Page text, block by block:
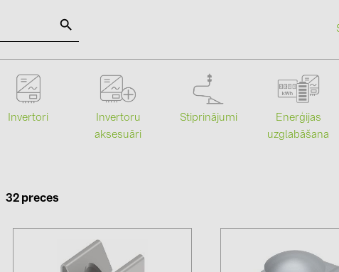
SOLAR-PLANIT
Kategorijas
Enerģijas uzglabāšana (71)
E-Mobilitāte (19)
Invertori
Invertoru
aksesuāri
Stiprinājumi
Enerģijas
uzglabāšana
32 preces